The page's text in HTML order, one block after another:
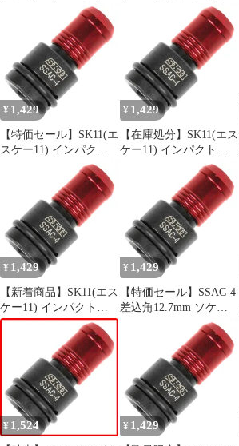
ンチ用 差込角12.7mm
ンビルチャック 差込角
12.7mm SSAC-4
¥ 1,429
【特価セール】SK11(エ
スケー11) インパクト
レンチ用 ソケットアン
ビルチャック 差込角
12.7mm SSAC-4
¥ 1,429
【在庫処分】SK11(エス
ケー11) インパクトレ
ンチ用 ソケットアンビ
ルチャック 差込角
12.7mm SSAC-4
¥ 1,429
【新着商品】SK11(エス
ケー11) インパクトレ
ンチ用 ソケットアンビ
ルチャック 差込角
12.7mm SSAC-4
¥ 1,429
【特価セール】SSAC-4
差込角12.7mm ソケッ
トアンビルチャック イ
ンパクトレンチ用
SK11(エスケー11)
¥ 1,524 ¥ 1,429